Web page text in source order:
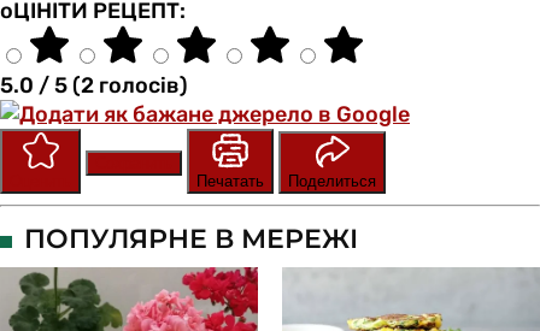
оЦІНІТИ РЕЦЕПТ:
5.0 / 5 (2 голосів)
Печатать
Поделиться